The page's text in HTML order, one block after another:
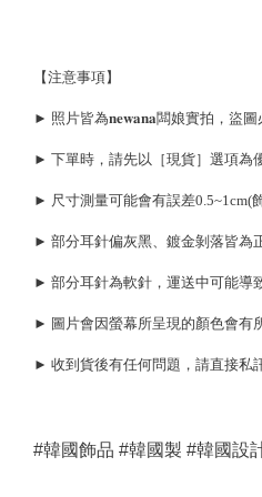
【注意事項】
► 照片皆為𝐧𝐞𝐰𝐚𝐧𝐚闆娘實拍，盜圖
► 下單時，請先以［現貨］選項為
► 尺寸測量可能會有誤差0.5~1cm(
► 部分耳針偏灰黑、鍍金剝落皆為
► 部分耳針為軟針，運送中可能導
► 圖片會因螢幕所呈現的顏色會有
► 收到貨後有任何問題，請直接私
#韓國飾品 #韓國製 #韓國設